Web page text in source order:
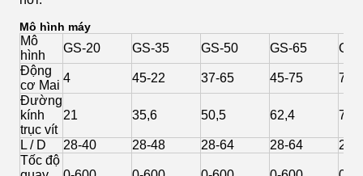
Mô hình máy
Mô
hình
GS-20 GS-35 GS-50 GS-65
Động
cơ Mai
4 45-22 37-65 45-75
75-
Đường
kính
trục vít
21 35,6 50,5 62,4 71
L / D 28-40 28-48 28-64 28-64
28-
Tốc độ